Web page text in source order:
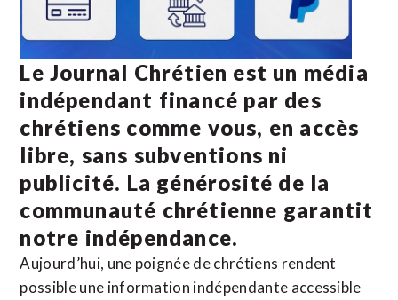
Le Journal Chrétien est un média
indépendant financé par des
chrétiens comme vous, en accès
libre, sans subventions ni
publicité. La générosité de la
communauté chrétienne garantit
notre indépendance.
Aujourd’hui, une poignée de chrétiens rendent
possible une information indépendante accessible